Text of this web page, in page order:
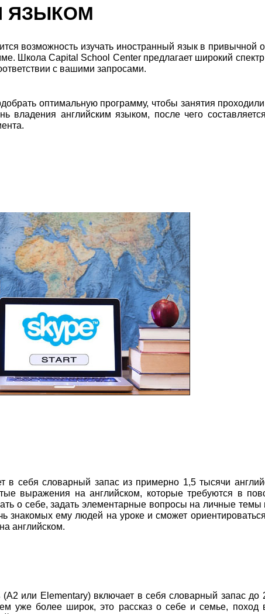
ЯЗЫКОМ
возможность изучать иностранный язык в привычной
Школа Capital School Center предлагает широкий
с вашими запросами.
оптимальную программу, чтобы занятия
владения английским языком, после чего
в себя словарный запас из примерно 1,5 тысячи
выражения на английском, которые требуются в
о себе, задать элементарные вопросы на личные темы
знакомых ему людей на уроке и сможет
английском.
или Elementary) включает в себя словарный запас до
уже более широк, это рассказ о себе и семье, поход